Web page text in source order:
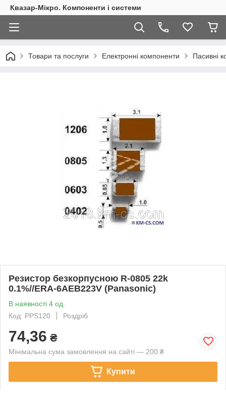
Квазар-Мікро. Компоненти і системи
Товари та послуги Електронні компоненти Пасивні
Резистор безкорпусною R-0805 22k
0.1%//ERA-6AEB223V (Panasonic)
В наявності 4 од.
Код: PPS120
Роздріб
74,36 ₴
Мінімальна сума замовлення на сайті — 200 ₴
Купити